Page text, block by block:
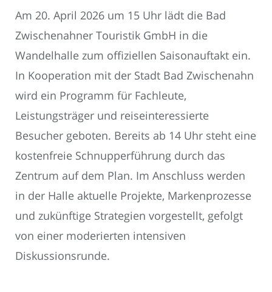
Am 20. April 2026 um 15 Uhr lädt die Bad
Zwischenahner Touristik GmbH in die
Wandelhalle zum offiziellen Saisonauftakt ein.
In Kooperation mit der Stadt Bad Zwischenahn
wird ein Programm für Fachleute,
Leistungsträger und reiseinteressierte
Besucher geboten. Bereits ab 14 Uhr steht eine
kostenfreie Schnupperführung durch das
Zentrum auf dem Plan. Im Anschluss werden
in der Halle aktuelle Projekte, Markenprozesse
und zukünftige Strategien vorgestellt, gefolgt
von einer moderierten intensiven
Diskussionsrunde.